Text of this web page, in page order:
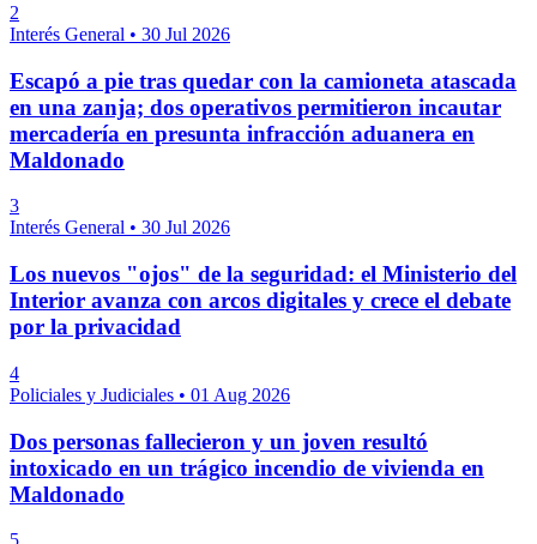
2
Interés General • 30 Jul 2026
Escapó a pie tras quedar con la camioneta atascada
en una zanja; dos operativos permitieron incautar
mercadería en presunta infracción aduanera en
Maldonado
3
Interés General • 30 Jul 2026
Los nuevos "ojos" de la seguridad: el Ministerio del
Interior avanza con arcos digitales y crece el debate
por la privacidad
4
Policiales y Judiciales • 01 Aug 2026
Dos personas fallecieron y un joven resultó
intoxicado en un trágico incendio de vivienda en
Maldonado